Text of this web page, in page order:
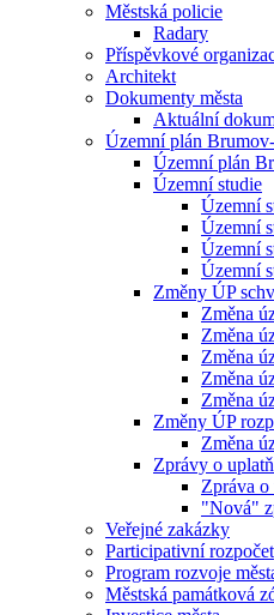
Městská policie
Radary
Příspěvkové
Architekt
Dokumenty města
Aktuální
Územní plán
Územní plán
Územní studie
Územní
Územní
Územní
Územní
Změny ÚP
Změna
Změna
Změna
Změna
Změna
Změny ÚP
Změna
Zprávy o
Zpráva
"Nová"
Veřejné zakázky
Participativní rozpočet
Program rozvoje
Městská památková